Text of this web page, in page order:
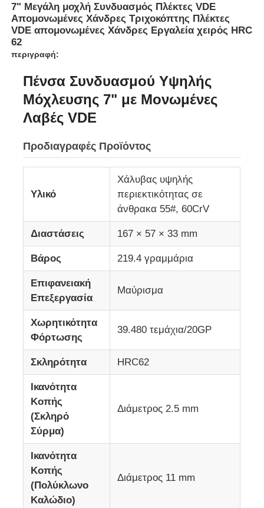
Αρχική Σελίδα
Βίντεο
Σχετικά με εμάς
Ποιοτικός έλεγχος
επαφή
Νέα
Ζητήστε ένα απόσπασμα
Πένσες συνδυασμού
7" Μεγάλη μοχλή Συνδυασμός Πλέκτες VDE
Απομονωμένες Χάνδρες Τριχοκόπτης Πλέκτες
VDE απομονωμένες Χάνδρες Εργαλεία χειρός HRC
62
περιγραφή:
Πένσα Συνδυασμού Υψηλής
Μόχλευσης 7" με Μονωμένες
Λαβές VDE
Προδιαγραφές Προϊόντος
Υλικό
Χάλυβας υψηλής
περιεκτικότητας σε
άνθρακα 55#, 60CrV
Διαστάσεις 167 × 57 × 33 mm
Βάρος 219.4 γραμμάρια
Επιφανειακή
Επεξεργασία
Μαύρισμα
Χωρητικότητα
Φόρτωσης
39.480 τεμάχια/20GP
Σκληρότητα HRC62
Ικανότητα
Κοπής
(Σκληρό
Σύρμα)
Διάμετρος 2.5 mm
Ικανότητα
Κοπής
(Πολύκλωνο
Καλώδιο)
Διάμετρος 11 mm